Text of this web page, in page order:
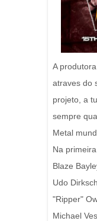
A
atraves do
projeto, a
sempre
Metal
Na
Blaze
Udo
"Ripper"
Michael